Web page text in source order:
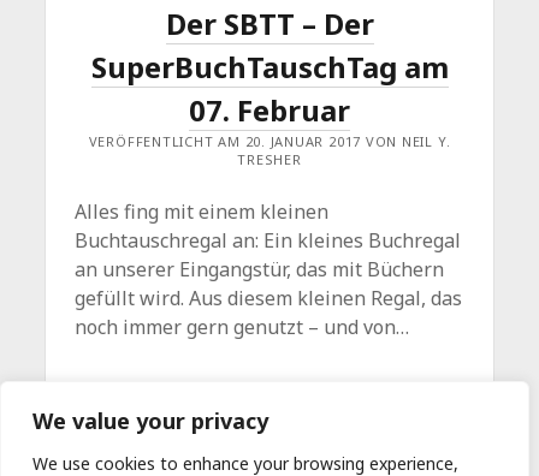
We value your privacy
We use cookies to enhance your browsing experience,
Der SBTT – Der
SuperBuchTauschTag am
07. Februar
VERÖFFENTLICHT AM 20. JANUAR 2017 VON NEIL Y.
TRESHER
Alles fing mit einem kleinen
Buchtauschregal an: Ein kleines Buchregal
an unserer Eingangstür, das mit Büchern
gefüllt wird. Aus diesem kleinen Regal, das
noch immer gern genutzt – und von…
SBTT
DER